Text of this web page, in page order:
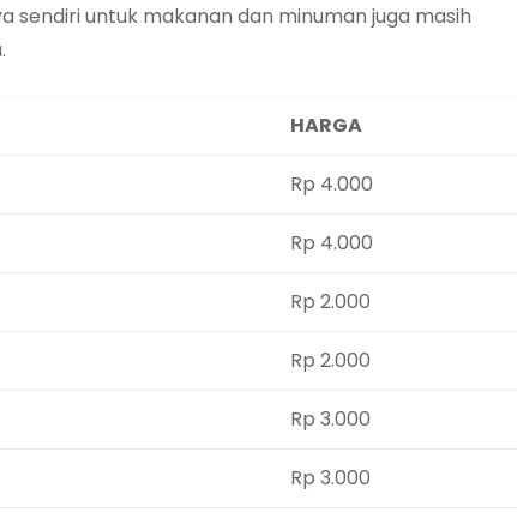
sendiri untuk makanan dan minuman juga masih
HARGA
Rp 4.000
Rp 4.000
Rp 2.000
Rp 2.000
Rp 3.000
Rp 3.000